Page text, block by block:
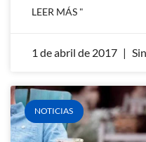
LEER MÁS "
1 de abril de 2017
NOTICIAS